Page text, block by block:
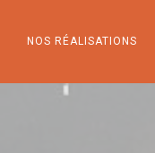
NOS RÉALISATIONS